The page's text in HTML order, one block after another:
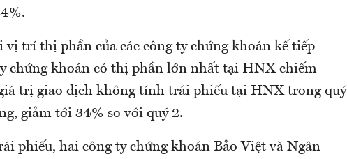
vị trí thị phần của các công ty chứng khoán kế tiếp
chứng khoán có thị phần lớn nhất tại HNX chiếm
trị giao dịch không tính trái phiếu tại HNX trong quý
giảm tới 34% so với quý 2.
phiếu, hai công ty chứng khoán Bảo Việt và Ngân